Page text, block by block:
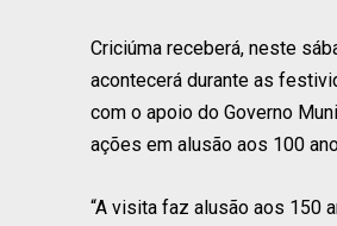
Criciúma receberá, neste
acontecerá durante as
com o apoio do Governo
ações em alusão aos 100
“A visita faz alusão aos 150